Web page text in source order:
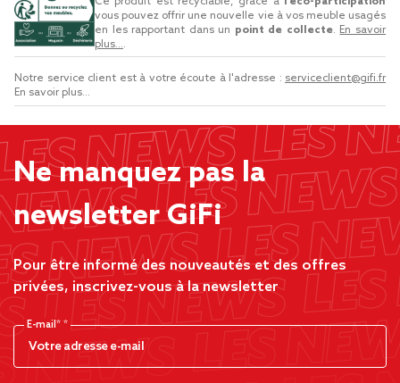
vous pouvez offrir une nouvelle vie à vos meuble usagés
en les rapportant dans un point de collecte. En savoir
plus....
Notre service client est à votre écoute à l'adresse : serviceclient@gifi.fr
En savoir plus...
Ne manquez pas la
newsletter GiFi
Pour être informé des nouveautés et des offres
privées, inscrivez-vous à la newsletter
E-mail*